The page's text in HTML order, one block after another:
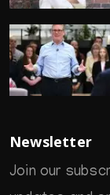
Newsletter
Join our